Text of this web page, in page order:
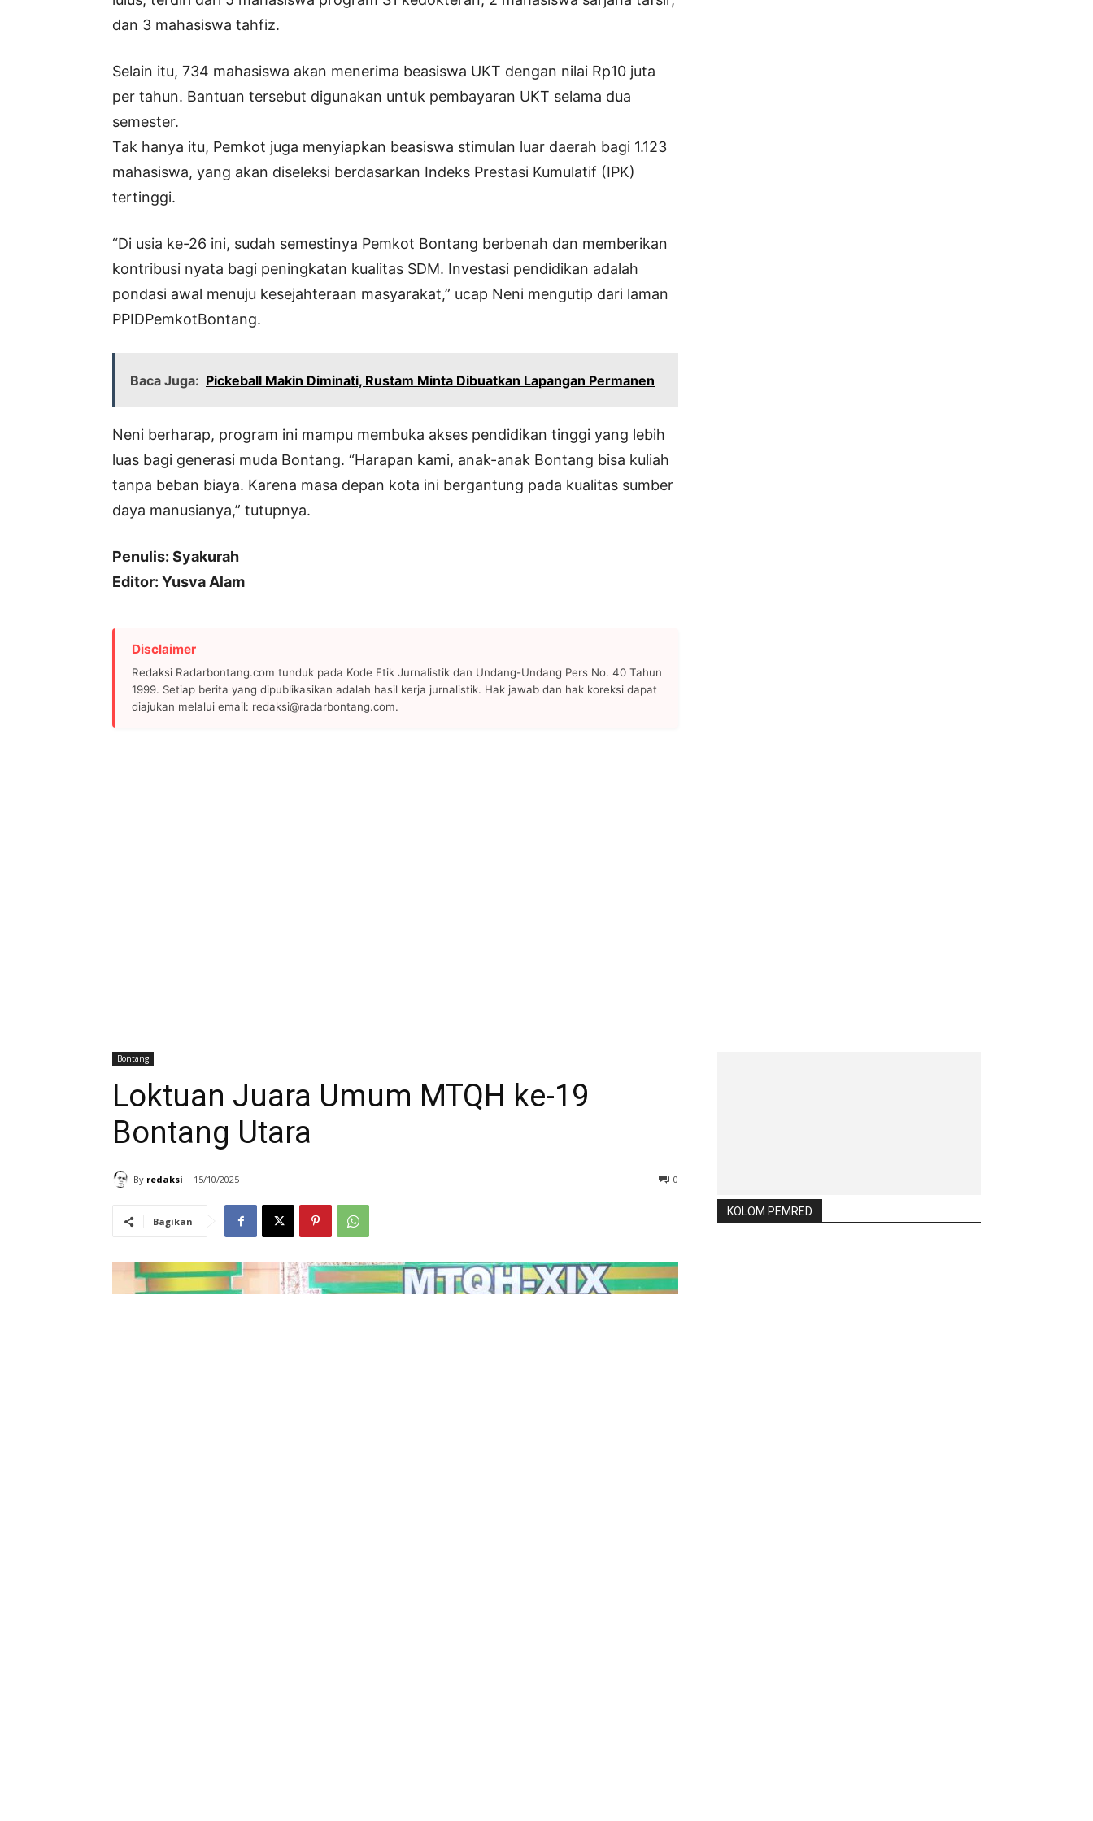
dan 3 mahasiswa tahfiz.
Selain itu, 734 mahasiswa akan menerima beasiswa UKT dengan nilai Rp10 juta
per tahun. Bantuan tersebut digunakan untuk pembayaran UKT selama dua
semester.
Tak hanya itu, Pemkot juga menyiapkan beasiswa stimulan luar daerah bagi 1.123
mahasiswa, yang akan diseleksi berdasarkan Indeks Prestasi Kumulatif (IPK)
tertinggi.
“Di usia ke-26 ini, sudah semestinya Pemkot Bontang berbenah dan memberikan
kontribusi nyata bagi peningkatan kualitas SDM. Investasi pendidikan adalah
pondasi awal menuju kesejahteraan masyarakat,” ucap Neni mengutip dari laman
PPIDPemkotBontang.
Baca Juga: Pickeball Makin Diminati, Rustam Minta Dibuatkan Lapangan Permanen
Neni berharap, program ini mampu membuka akses pendidikan tinggi yang lebih
luas bagi generasi muda Bontang. “Harapan kami, anak-anak Bontang bisa kuliah
tanpa beban biaya. Karena masa depan kota ini bergantung pada kualitas sumber
daya manusianya,” tutupnya.
Penulis: Syakurah
Editor: Yusva Alam
Disclaimer
Redaksi Radarbontang.com tunduk pada Kode Etik Jurnalistik dan Undang-Undang Pers No. 40 Tahun
1999. Setiap berita yang dipublikasikan adalah hasil kerja jurnalistik. Hak jawab dan hak koreksi dapat
diajukan melalui email: redaksi@radarbontang.com.